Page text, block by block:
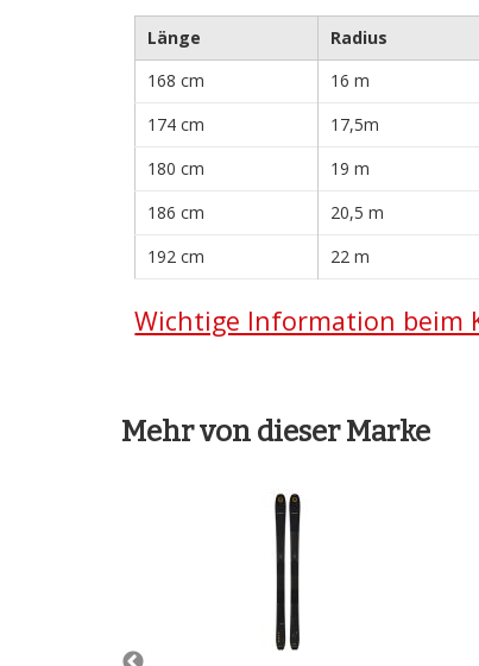
Länge Radius
168 cm
16 m
174 cm
17,5m
180 cm
19 m
186 cm
20,5 m
192 cm
22 m
Wichtige Information beim
Mehr von dieser Marke